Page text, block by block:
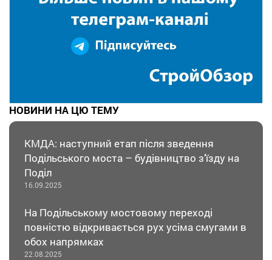
НОВИНИ НА ЦЮ ТЕМУ
КМДА: наступний етап після зведення
Подільського моста – будівництво з’їзду на
Поділ
16.09.2025
На Подільському мостовому переході
повністю відкривається рух усіма смугами в
обох напрямках
22.08.2025